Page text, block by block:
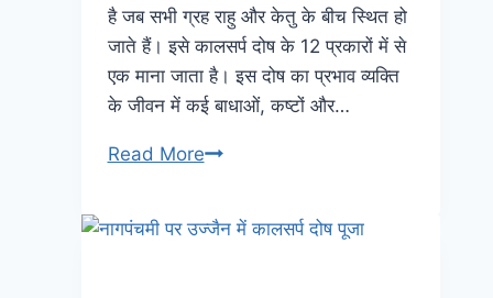
है जब सभी ग्रह राहु और केतु के बीच स्थित हो
जाते हैं। इसे कालसर्प दोष के 12 प्रकारों में से
एक माना जाता है। इस दोष का प्रभाव व्यक्ति
के जीवन में कई बाधाओं, कष्टों और…
Read More